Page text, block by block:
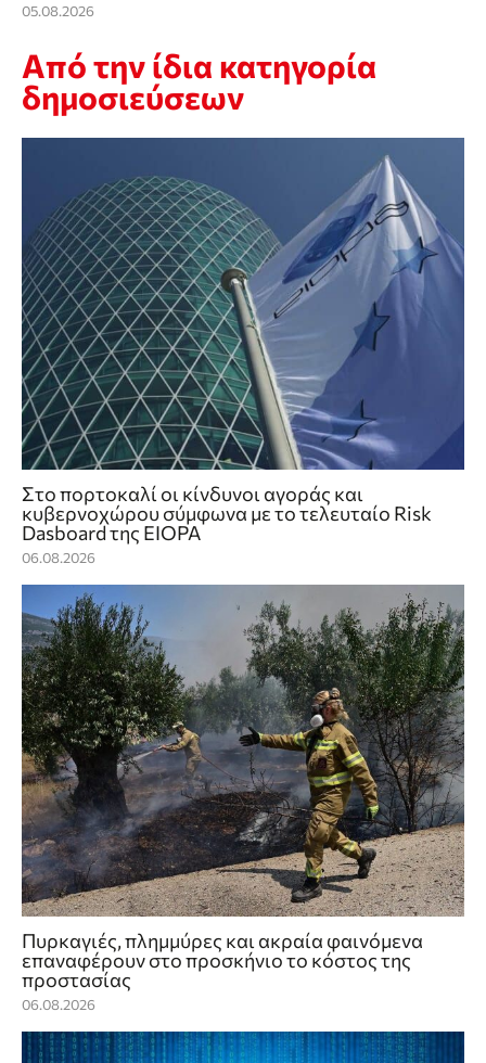
05.08.2026
Από την ίδια κατηγορία
δημοσιεύσεων
Στο πορτοκαλί οι κίνδυνοι αγοράς και
κυβερνοχώρου σύμφωνα με το τελευταίο Risk
Dasboard της EIOPA
06.08.2026
Πυρκαγιές, πλημμύρες και ακραία φαινόμενα
επαναφέρουν στο προσκήνιο το κόστος της
προστασίας
06.08.2026